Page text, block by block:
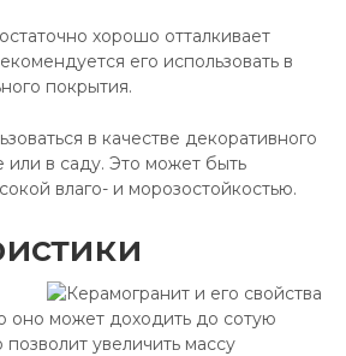
хорошо отталкивает
его использовать в
покрытия.
в качестве декоративного
или в саду. Это может быть
влаго- и морозостойкостью.
оно может доходить до сотую
увеличить массу